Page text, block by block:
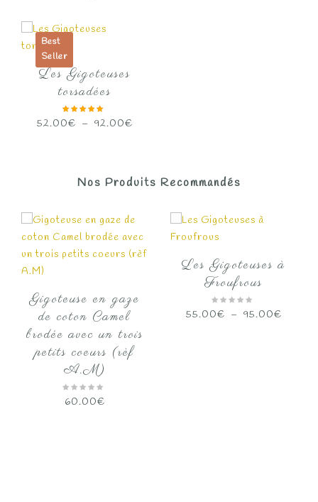
Best
Seller
Les Gigoteuses
torsadées
52.00€ – 92.00€Plage
52.00€
Nos Produits Recommandés
Gigoteuse en gaze
de coton Camel
brodée avec un trois
petits coeurs (rèf
A.M)
60.00€
Les Gigoteuses à
Froufrous
55.00€ – 95.00€Plage